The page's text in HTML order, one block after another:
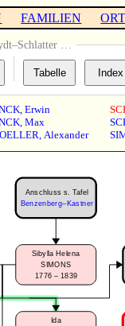
FAMILIEN
…
, Erwin
, Max
, Alexander
Sibylla Helena
SIMONS
1776 – 1839
Ida
Anschluss s. Tafel
Benzenberg–Kastner